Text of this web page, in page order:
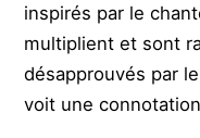
inspirés par le
multiplient et sont
désapprouvés par
voit une